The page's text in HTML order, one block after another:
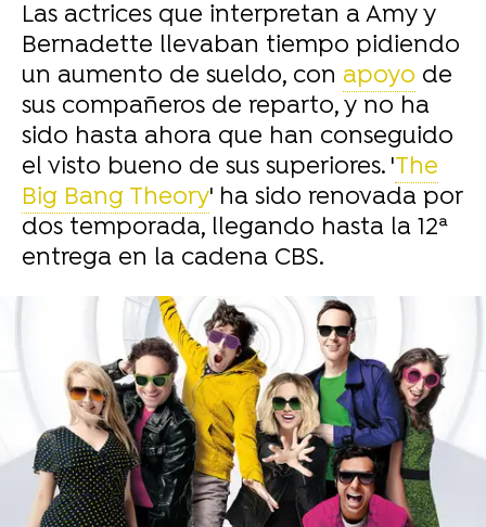
Las actrices que interpretan a Amy y
Bernadette llevaban tiempo pidiendo
un aumento de sueldo, con apoyo de
sus compañeros de reparto, y no ha
sido hasta ahora que han conseguido
el visto bueno de sus superiores. 'The
Big Bang Theory' ha sido renovada por
dos temporada, llegando hasta la 12ª
entrega en la cadena CBS.